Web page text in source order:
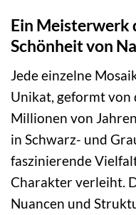
Ein Meisterwerk
Schönheit von
Jede einzelne
Unikat, geformt
Millionen von
in Schwarz- und
faszinierende
Charakter verleiht.
Nuancen und